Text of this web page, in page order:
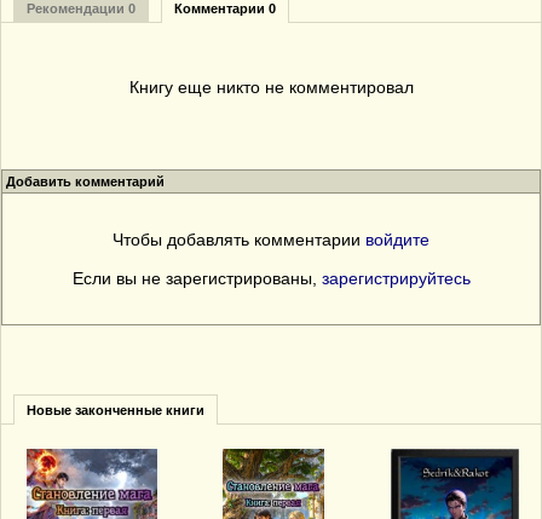
Рекомендации 0 Комментарии 0
Книгу еще никто не комментировал
Добавить комментарий
Чтобы добавлять комментарии войдите
Если вы не зарегистрированы, зарегистрируйтесь
Новые законченные книги